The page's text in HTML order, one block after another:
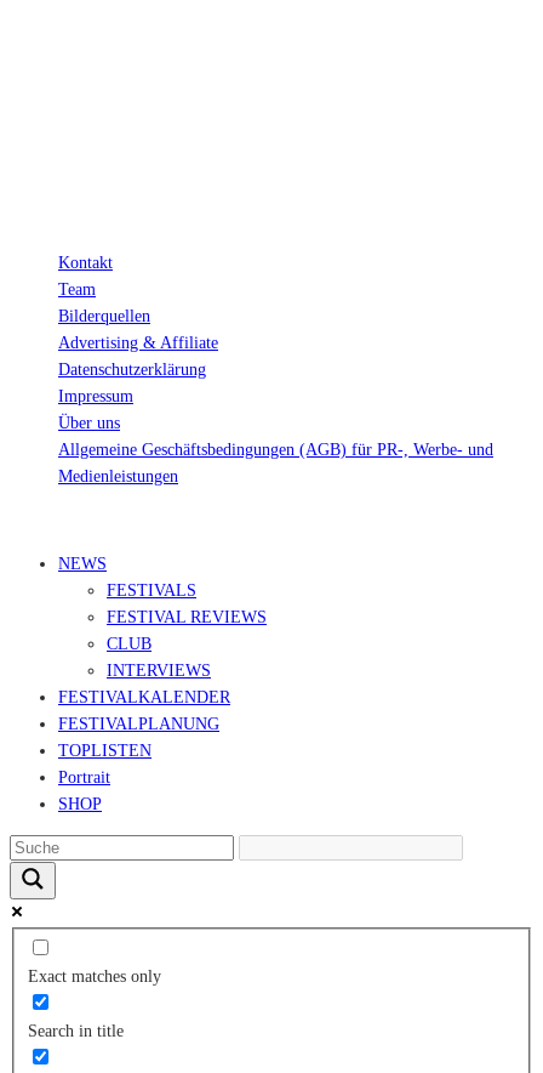
Kontakt
Team
Bilderquellen
Advertising & Affiliate
Datenschutzerklärung
Impressum
Über uns
Allgemeine Geschäftsbedingungen (AGB) für PR-, Werbe- und
Medienleistungen
NEWS
FESTIVALS
FESTIVAL REVIEWS
CLUB
INTERVIEWS
FESTIVALKALENDER
FESTIVALPLANUNG
TOPLISTEN
Portrait
SHOP
Exact matches only
Search in title